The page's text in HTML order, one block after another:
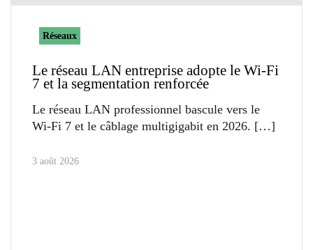
Réseaux
Le réseau LAN entreprise adopte le Wi-Fi
7 et la segmentation renforcée
Le réseau LAN professionnel bascule vers le
Wi-Fi 7 et le câblage multigigabit en 2026.
3 août 2026